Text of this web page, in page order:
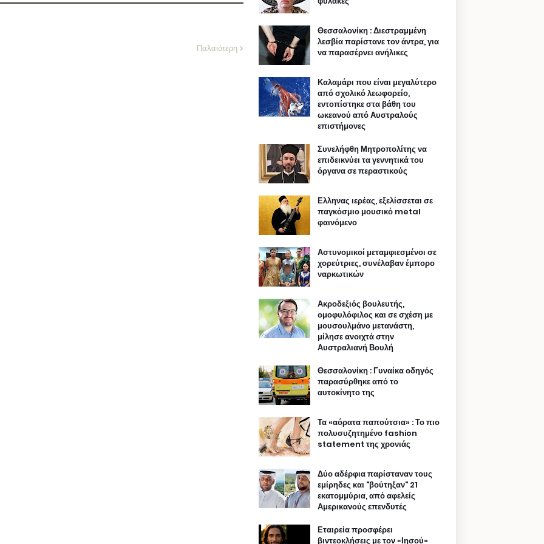
Παλαιότερη
Θεσσαλονίκη : Διεστραμμένη
λεσβία παρίστανε τον άντρα, για
να παρασέρνει ανήλικες
Καλαμάρι που είναι μεγαλύτερο
από σχολικό λεωφορείο,
εντοπίστηκε στα βάθη του
ωκεανού από Αυστραλούς
επιστήμονες
Συνελήφθη Μητροπολίτης να
επιδεικνύει τα γεννητικά του
όργανα σε περαστικούς
Ελληνας ιερέας, εξελίσσεται σε
παγκόσμιο μουσικό metal
φαινόμενο
Αστυνομικοί μεταμφιεσμένοι σε
χορεύτριες, συνέλαβαν έμπορο
ναρκωτικών
Ακροδεξιός βουλευτής,
ομοφυλόφιλος και σε σχέση με
μουσουλμάνο μετανάστη,
μίλησε ανοιχτά στην
Αυστραλιανή Βουλή
Θεσσαλονίκη : Γυναίκα οδηγός
παρασύρθηκε από το
αυτοκίνητο της
Τα «αόρατα παπούτσια» : Το πιο
πολυσυζητημένο fashion
statement της χρονιάς
Δύο αδέρφια παρίσταναν τους
εμίρηδες και "βούτηξαν" 21
εκατομμύρια, από αφελείς
Αμερικανούς επενδυτές
Εταιρεία προσφέρει
βιντεοκλήσεις με τον «Ιησού»